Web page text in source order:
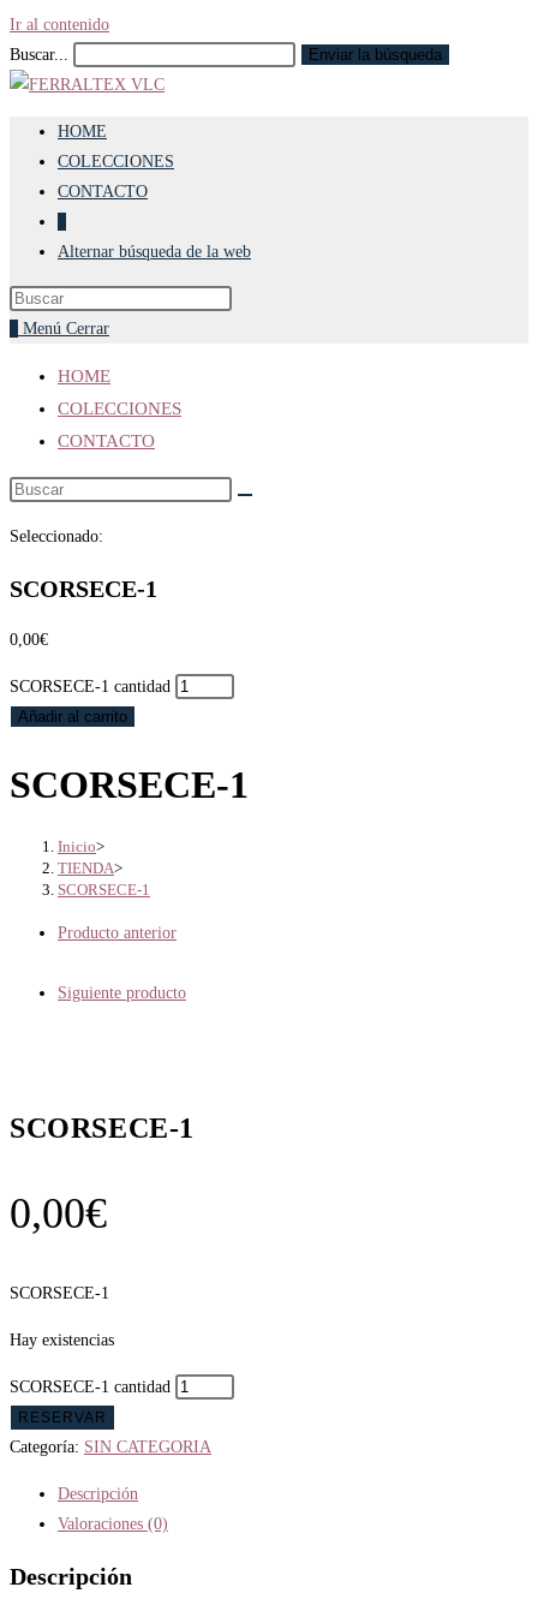
Ir al contenido
Buscar...
Enviar la búsqueda
HOME
COLECCIONES
CONTACTO
Alternar búsqueda de la web
Menú Cerrar
HOME
COLECCIONES
CONTACTO
Seleccionado:
SCORSECE-1
0,00€
SCORSECE-1 cantidad
Añadir al carrito
SCORSECE-1
Inicio>
TIENDA>
SCORSECE-1
Producto anterior
Siguiente producto
SCORSECE-1
0,00€
SCORSECE-1
Hay existencias
SCORSECE-1 cantidad
RESERVAR
Categoría: SIN CATEGORIA
Descripción
Valoraciones (0)
Descripción